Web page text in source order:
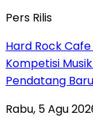
Pers Rilis
Hard Rock
Kompetisi
Pendatang Baru
Rabu, 5 Agu